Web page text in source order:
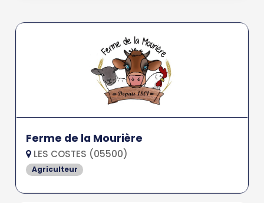
Ferme de la Mourière
LES COSTES (05500)
Agriculteur